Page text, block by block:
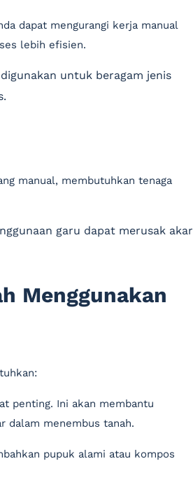
dapat mengurangi kerja manual
lebih efisien.
untuk beragam jenis
manual, membutuhkan tenaga
garu dapat merusak akar
Menggunakan
penting. Ini akan membantu
dalam menembus tanah.
pupuk alami atau kompos